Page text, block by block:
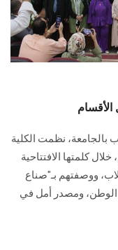
بالجامعة، نظمت الكلية
كلمتها الافتتاحية
ووصفتهم بـ"صناع
الوطن، ومصدر أمل في